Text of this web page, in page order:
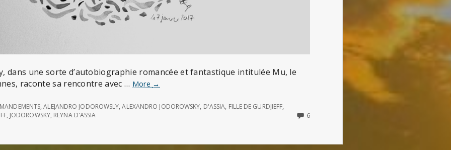
dans une sorte d’autobiographie romancée et fantastique intitulée Mu, le
raconte sa rencontre avec … More Les
de
→
,ALEJANDRO JODOROWSLY,ALEXANDRO JODOROWSKY, D'ASSIA, FILLE DE GURDJIEFF,
, JODOROWSKY, REYNA D'ASSIA 66